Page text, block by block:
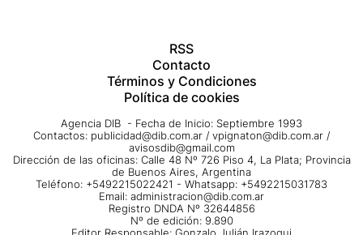
RSS
Contacto
Términos y Condiciones
Política de cookies
Agencia DIB - Fecha de Inicio: Septiembre 1993
Contactos: publicidad@dib.com.ar / vpignaton@dib.com.ar /
avisosdib@gmail.com
Dirección de las oficinas: Calle 48 Nº 726 Piso 4, La Plata; Provincia
de Buenos Aires, Argentina
Teléfono: +5492215022421 - Whatsapp: +5492215031783
Email: administracion@dib.com.ar
Registro DNDA Nº 32644856
Nº de edición: 9.890